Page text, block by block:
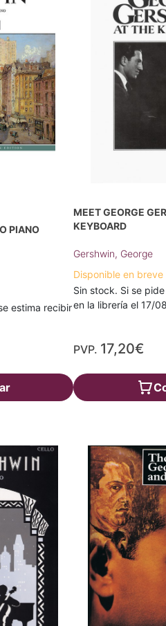
PIANO
estima recibir
MEET GEORGE
KEYBOARD
Gershwin, George
Disponible en breve
Sin stock. Si se
en la librería el 17/
PVP. 17,20€